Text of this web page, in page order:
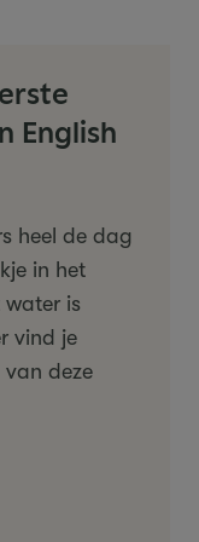
English
heel de dag
in het
water is
vind je
van deze